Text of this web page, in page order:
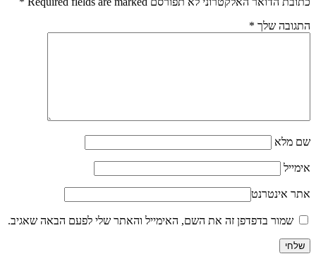
התגובה שלך *
שם מלא
אימייל
אתר אינטרנט
שמור בדפדפן זה את השם, האימייל והאתר שלי לפעם הבאה שאגיב.